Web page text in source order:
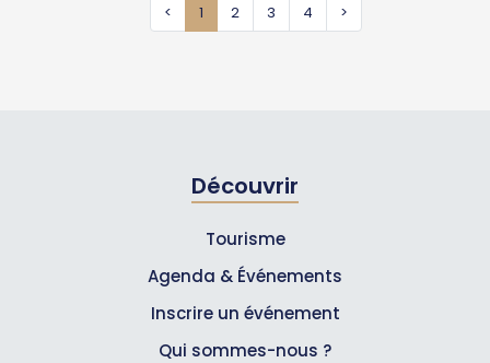
< 1 2 3 4 >
Découvrir
Tourisme
Agenda & Événements
Inscrire un événement
Qui sommes-nous ?